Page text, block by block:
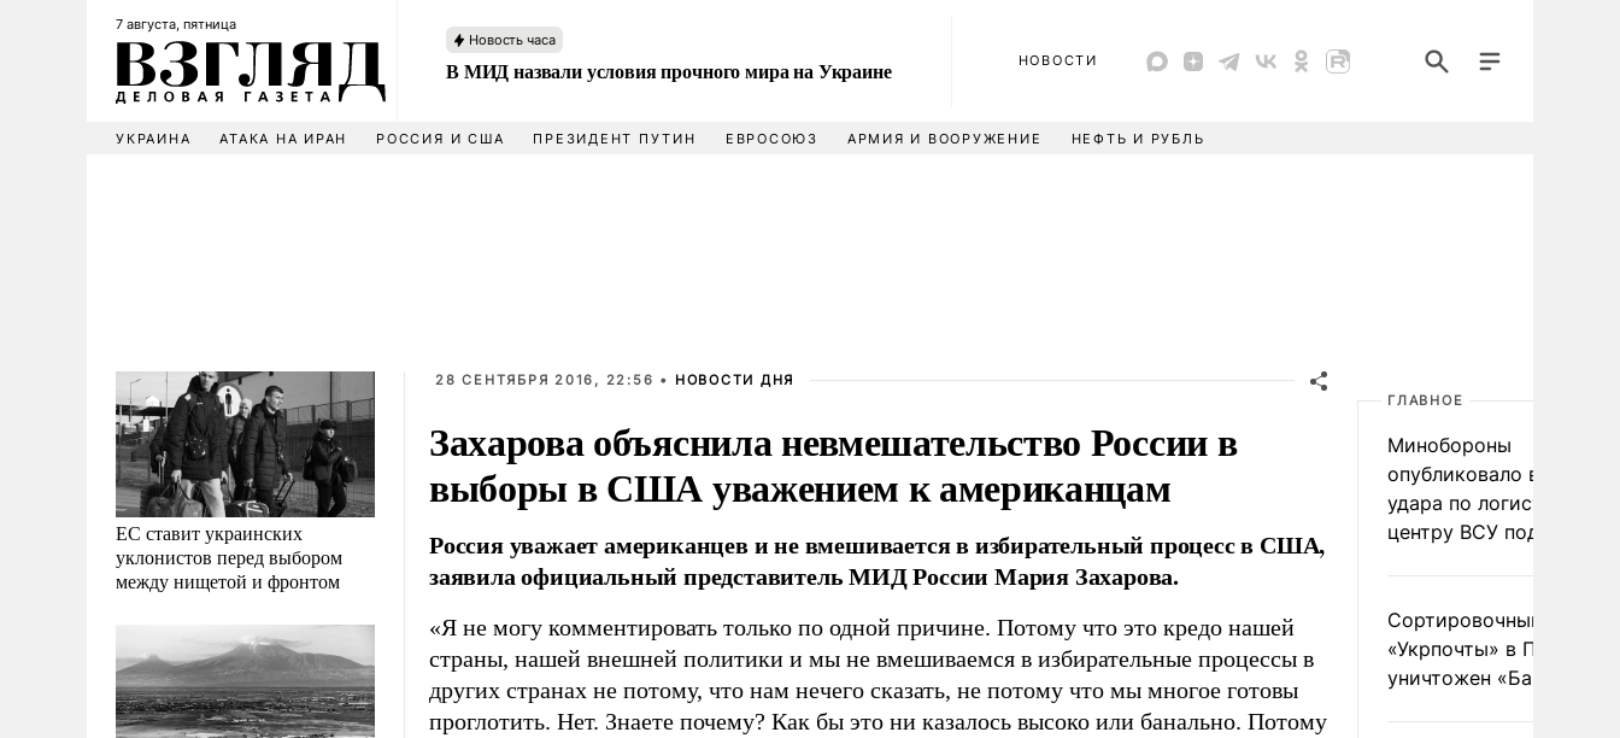
7 августа, пятница
Новость часа
В МИД назвали условия прочного мира на Украине НОВОСТИ
УКРАИНА АТАКА НА ИРАН РОССИЯ И США ПРЕЗИДЕНТ ПУТИН ЕВРОСОЮЗ АРМИЯ И ВООРУЖЕНИЕ НЕФТЬ И РУБЛЬ
ЕС ставит украинских
уклонистов перед выбором
между нищетой и фронтом
28 СЕНТЯБРЯ 2016, 22:56 • НОВОСТИ ДНЯ
Захарова объяснила невмешательство России в
выборы в США уважением к американцам
Россия уважает американцев и не вмешивается в избирательный процесс в США,
заявила официальный представитель МИД России Мария Захарова.
«Я не могу комментировать только по одной причине. Потому что это кредо нашей
страны, нашей внешней политики и мы не вмешиваемся в избирательные процессы в
других странах не потому, что нам нечего сказать, не потому что мы многое готовы
проглотить. Нет. Знаете почему? Как бы это ни казалось высоко или банально. Потому
ГЛАВНОЕ
Минобороны
опубликовало видео
удара по
центру ВСУ под Киевом
Сортировочный пункт
«Укрпочты» в
уничтожен